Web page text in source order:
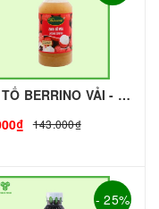
SINH TỐ BERRINO VẢI - 1L - BERRINO | Mứt - Sinh Tố làm Trà Sữa - TOBEE FOOD
143.000₫
- 25%